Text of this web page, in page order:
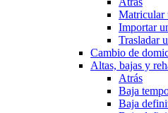
Matricular
Importar
Trasladar
Cambio de
Altas, bajas y
Atrás
Baja
Baja